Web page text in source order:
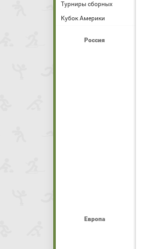
Турниры сборных
Кубок Америки
Россия
Европа